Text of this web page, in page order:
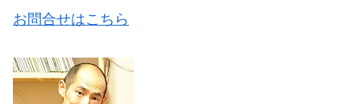
お問合せはこちら